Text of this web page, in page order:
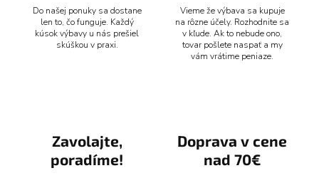
Do našej ponuky sa dostane
len to, čo funguje. Každý
kúsok výbavy u nás prešiel
skúškou v praxi.
Vieme že výbava sa kupuje
na rôzne účely. Rozhodnite sa
v kľude. Ak to nebude ono,
tovar pošlete naspať a my
vám vrátime peniaze.
Zavolajte,
poradíme!
Doprava v cene
nad 70€